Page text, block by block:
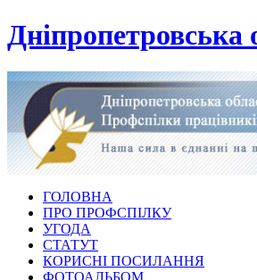
Дніпропетровська
ГОЛОВНА
ПРО ПРОФСПІЛКУ
УГОДА
СТАТУТ
КОРИСНІ ПОСИЛАННЯ
ФОТОАЛЬБОМ